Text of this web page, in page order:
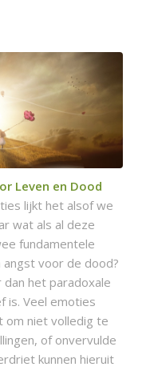
Leven en Dood
lijkt het alsof we
wat als al deze
fundamentele
voor de dood?
het paradoxale
is. Veel emoties
om niet volledig te
of onvervulde
kunnen hieruit